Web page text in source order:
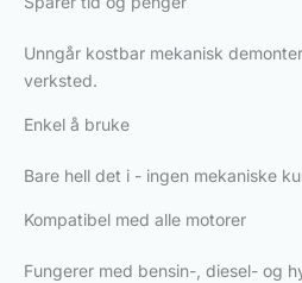
Unngår kostbar mekanisk
verksted.
Enkel å bruke
Bare hell det i - ingen mekaniske
Kompatibel med alle motorer
Fungerer med bensin-, diesel- og